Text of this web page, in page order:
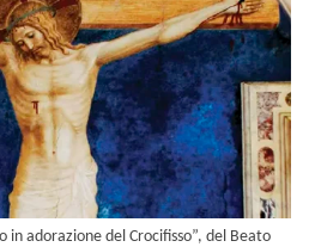
in adorazione del Crocifisso”, del Beato